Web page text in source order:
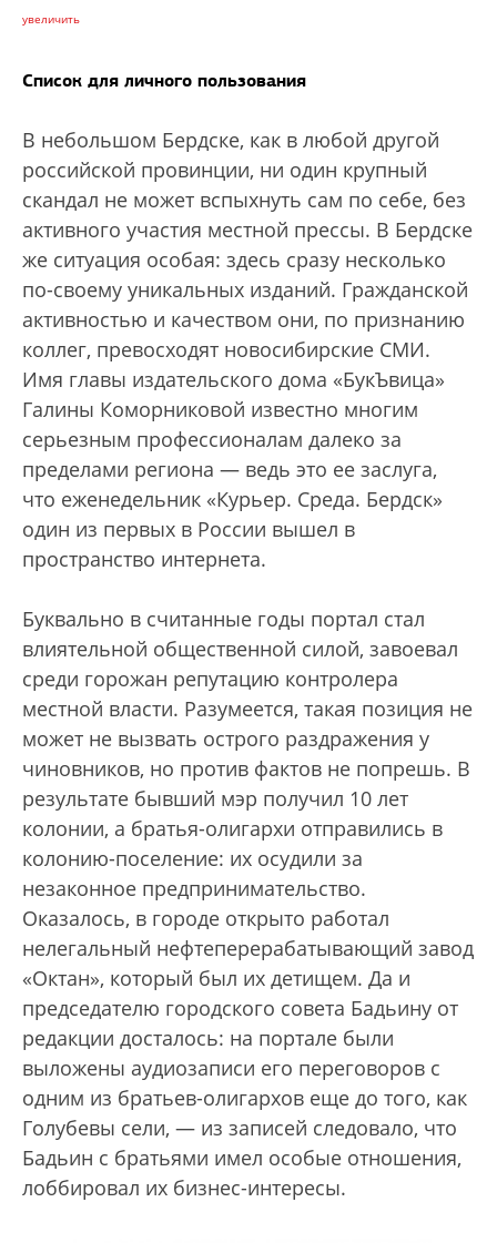
увеличить
Список для личного пользования
В небольшом Бердске, как в любой другой
российской провинции, ни один крупный
скандал не может вспыхнуть сам по себе, без
активного участия местной прессы. В Бердске
же ситуация особая: здесь сразу несколько
по-своему уникальных изданий. Гражданской
активностью и качеством они, по признанию
коллег, превосходят новосибирские СМИ.
Имя главы издательского дома «БукЪвица»
Галины Коморниковой известно многим
серьезным профессионалам далеко за
пределами региона — ведь это ее заслуга,
что еженедельник «Курьер. Среда. Бердск»
один из первых в России вышел в
пространство интернета.
Буквально в считанные годы портал стал
влиятельной общественной силой, завоевал
среди горожан репутацию контролера
местной власти. Разумеется, такая позиция не
может не вызвать острого раздражения у
чиновников, но против фактов не попрешь. В
результате бывший мэр получил 10 лет
колонии, а братья-олигархи отправились в
колонию-поселение: их осудили за
незаконное предпринимательство.
Оказалось, в городе открыто работал
нелегальный нефтеперерабатывающий завод
«Октан», который был их детищем. Да и
председателю городского совета Бадьину от
редакции досталось: на портале были
выложены аудиозаписи его переговоров с
одним из братьев-олигархов еще до того, как
Голубевы сели, — из записей следовало, что
Бадьин с братьями имел особые отношения,
лоббировал их бизнес-интересы.